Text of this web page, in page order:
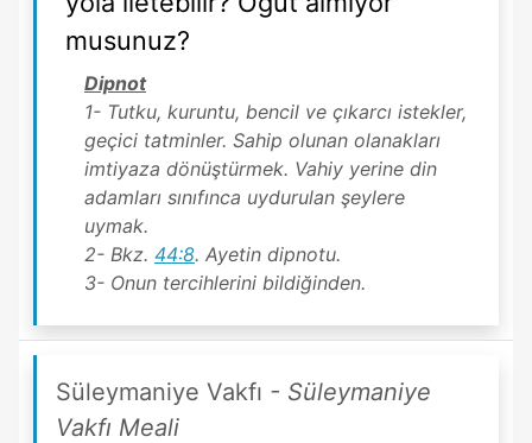
musunuz?
Dipnot
1- Tutku, kuruntu, bencil ve çıkarcı istekler,
geçici tatminler. Sahip olunan olanakları
imtiyaza dönüştürmek. Vahiy yerine din
adamları sınıfınca uydurulan şeylere
uymak.
2- Bkz. 44:8. Ayetin dipnotu.
3- Onun tercihlerini bildiğinden.
Süleymaniye Vakfı - Süleymaniye
Vakfı Meali